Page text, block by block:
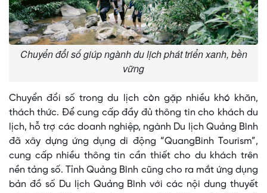
Chuyển đổi số giúp ngành du lịch phát triển xanh, bền
vững
Chuyển đổi số trong du lịch còn gặp nhiều khó khăn,
thách thức. Để cung cấp đầy đủ thông tin cho khách du
lịch, hỗ trợ các doanh nghiệp, ngành Du lịch Quảng Bình
đã xây dựng ứng dụng di động “QuangBinh Tourism”,
cung cấp nhiều thông tin cần thiết cho du khách trên
nền tảng số. Tỉnh Quảng Bình cũng cho ra mắt ứng dụng
bản đồ số Du lịch Quảng Bình với các nội dung thuyết